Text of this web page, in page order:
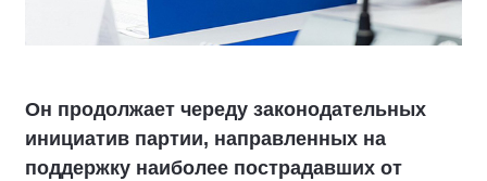
Он продолжает череду законодательных
инициатив партии, направленных на
поддержку наиболее пострадавших от